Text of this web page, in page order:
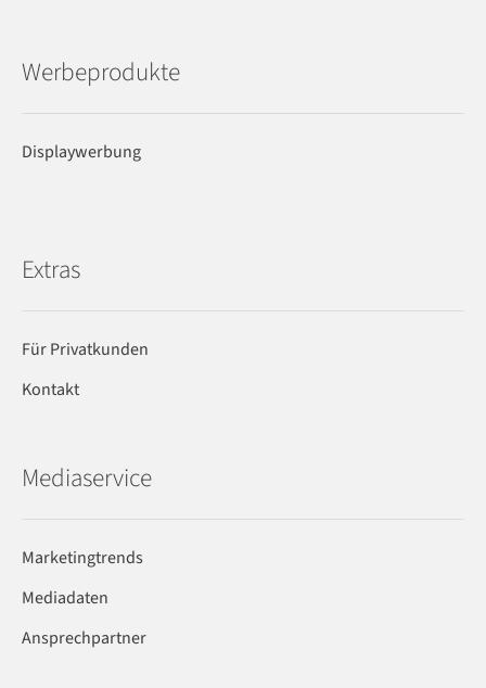
Werbeprodukte
Displaywerbung
Extras
Für Privatkunden
Kontakt
Mediaservice
Marketingtrends
Mediadaten
Ansprechpartner